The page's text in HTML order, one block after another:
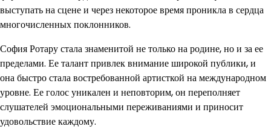
выступать на сцене и через некоторое время проникла в сердца
многочисленных поклонников.
София Ротару стала знаменитой не только на родине, но и за ее
пределами. Ее талант привлек внимание широкой публики, и
она быстро стала востребованной артисткой на международном
уровне. Ее голос уникален и неповторим, он переполняет
слушателей эмоциональными переживаниями и приносит
удовольствие каждому.